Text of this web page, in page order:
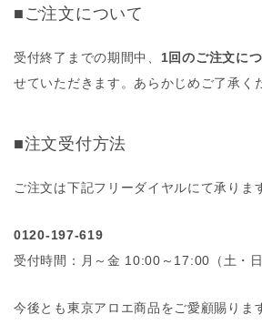
■ご注文について
受付終了までの期間中、 1回のご注文に
せていただきます。あらかじめご了承く
■注文受付方法
ご注文は下記フリーダイヤルにて承りま
0120-197-619
受付時間：月～金 10:00～17:00（土・日
今後とも東京アロエ商品をご愛顧賜りま